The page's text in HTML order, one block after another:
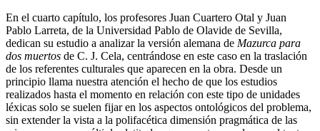
En el cuarto capítulo, los profesores Juan Cuartero Otal y Juan
Pablo Larreta, de la Universidad Pablo de Olavide de Sevilla,
dedican su estudio a analizar la versión alemana de Mazurca para
dos muertos de C. J. Cela, centrándose en este caso en la traslación
de los referentes culturales que aparecen en la obra. Desde un
principio llama nuestra atención el hecho de que los estudios
realizados hasta el momento en relación con este tipo de unidades
léxicas solo se suelen fijar en los aspectos ontológicos del problema,
sin extender la vista a la polifacética dimensión pragmática de las